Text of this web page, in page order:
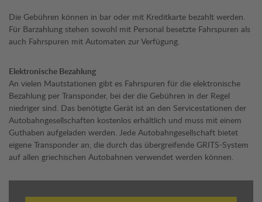
Die Gebühren können in bar oder mit Kreditkarte bezahlt werden.
Für Barzahlung stehen sowohl mit Personal besetzte Fahrspuren als
auch Fahrspuren mit Automaten zur Verfügung.
Elektronische Bezahlung
An vielen Mautstationen gibt es Fahrspuren für die elektronische
Bezahlung per Transponder, bei der die Gebühren in der Regel
niedriger sind. Das benötigte Gerät ist an den Servicestationen der
Autobahngesellschaften kostenlos erhältlich und muss mit einem
Guthaben aufgeladen werden. Jede Autobahngesellschaft bietet
eigene Transponder an, die durch das übergreifende GRITS-System
auf allen griechischen Autobahnen verwendet werden können.